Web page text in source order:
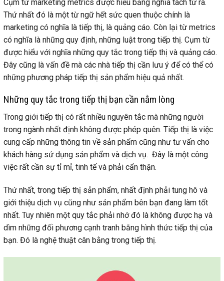
Cụm từ marketing metrics được hiểu bằng nghĩa tách từ ra.
Thứ nhất đó là một từ ngữ hết sức quen thuộc chính là
marketing có nghĩa là tiếp thị, là quảng cáo. Còn lại từ metrics
có nghĩa là những quy định, những luật trong tiếp thị. Cụm từ
được hiểu với nghĩa những quy tắc trong tiếp thị và quảng cáo.
Đây cũng là vấn đề mà các nhà tiếp thị cần lưu ý để có thể có
những phương pháp tiếp thị sản phẩm hiệu quả nhất.
Những quy tắc trong tiếp thị bạn cần nằm lòng
Trong giới tiếp thị có rất nhiều nguyên tắc mà những người
trong ngành nhất định không được phép quên. Tiếp thị là việc
cung cấp những thông tin về sản phẩm cũng như tư vấn cho
khách hàng sử dụng sản phẩm và dịch vụ. Đây là một công
việc rất cần sự tỉ mỉ, tinh tế và phải cẩn thận.
Thứ nhất, trong tiếp thị sản phẩm, nhất định phải tung hô và
giới thiệu dịch vụ cũng như sản phẩm bên bạn đang làm tốt
nhất. Tuy nhiên một quy tắc phải nhớ đó là không được hạ và
dìm những đối phương cạnh tranh bằng hình thức tiếp thị của
bạn. Đó là nghệ thuật cân bằng trong tiếp thị.